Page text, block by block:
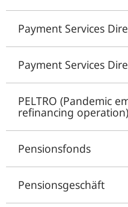
Payment Services
Payment Services
PELTRO (Pandemic
refinancing operation)
Pensionsfonds
Pensionsgeschäft